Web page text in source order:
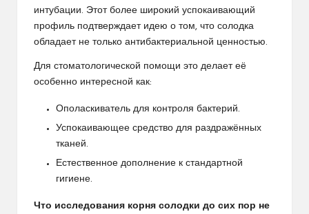
интубации. Этот более широкий успокаивающий
профиль подтверждает идею о том, что солодка
обладает не только антибактериальной ценностью.
Для стоматологической помощи это делает её
особенно интересной как:
Ополаскиватель для контроля бактерий.
Успокаивающее средство для раздражённых
тканей.
Естественное дополнение к стандартной
гигиене.
Что исследования корня солодки до сих пор не